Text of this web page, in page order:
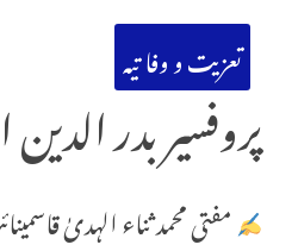
تعزیت و وفا تیہ
پروفسیر بدر
مفتی محمد ثناء الہدیٰ